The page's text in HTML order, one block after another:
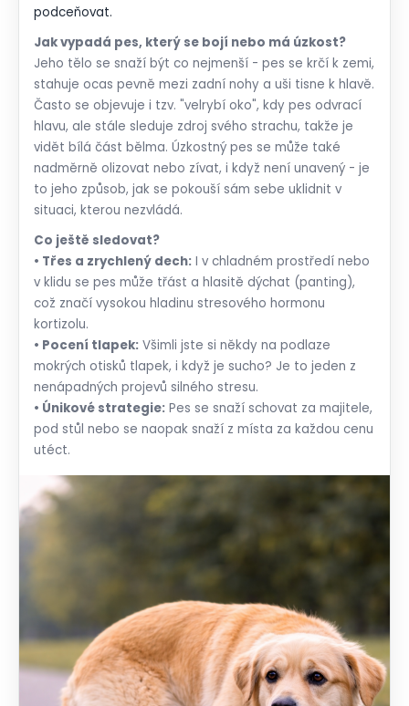
podceňovat.
Jak vypadá pes, který se bojí nebo má úzkost?
Jeho tělo se snaží být co nejmenší - pes se krčí k zemi,
stahuje ocas pevně mezi zadní nohy a uši tisne k hlavě.
Často se objevuje i tzv. "velrybí oko", kdy pes odvrací
hlavu, ale stále sleduje zdroj svého strachu, takže je
vidět bílá část bělma. Úzkostný pes se může také
nadměrně olizovat nebo zívat, i když není unavený - je
to jeho způsob, jak se pokouší sám sebe uklidnit v
situaci, kterou nezvládá.
Co ještě sledovat?
• Třes a zrychlený dech: I v chladném prostředí nebo
v klidu se pes může třást a hlasitě dýchat (panting),
což značí vysokou hladinu stresového hormonu
kortizolu.
• Pocení tlapek: Všimli jste si někdy na podlaze
mokrých otisků tlapek, i když je sucho? Je to jeden z
nenápadných projevů silného stresu.
• Únikové strategie: Pes se snaží schovat za majitele,
pod stůl nebo se naopak snaží z místa za každou cenu
utéct.